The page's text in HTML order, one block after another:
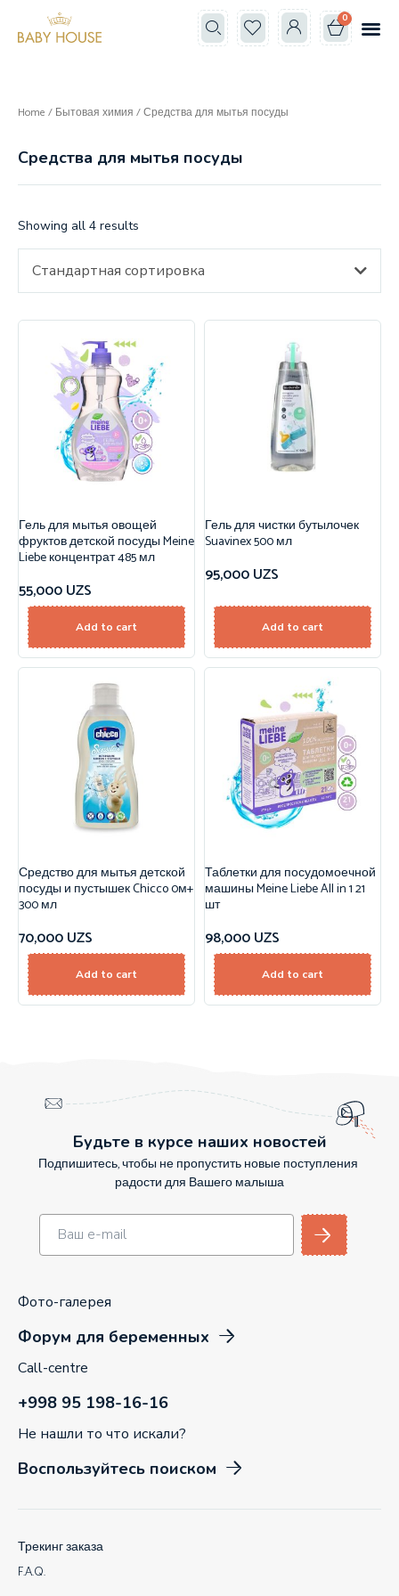
0
Home / Бытовая химия / Средства для мытья посуды
Средства для мытья посуды
Showing all 4 results
Стандартная сортировка
Гель для мытья овощей
фруктов детской посуды Meine
Liebe концентрат 485 мл
55,000UZS
Add to cart
Гель для чистки бутылочек
Suavinex 500 мл
95,000UZS
Add to cart
Средство для мытья детской
посуды и пустышек Chicco 0м+
300 мл
70,000UZS
Add to cart
Таблетки для посудомоечной
машины Meine Liebe All in 1 21
шт
98,000UZS
Add to cart
Будьте в курсе наших новостей
Подпишитесь, чтобы не пропустить новые поступления
радости для Вашего малыша
Фото-галерея
Форум для беременных
Call-centre
+998 95 198-16-16
Не нашли то что искали?
Воспользуйтесь поиском
Трекинг заказа
F.A.Q.